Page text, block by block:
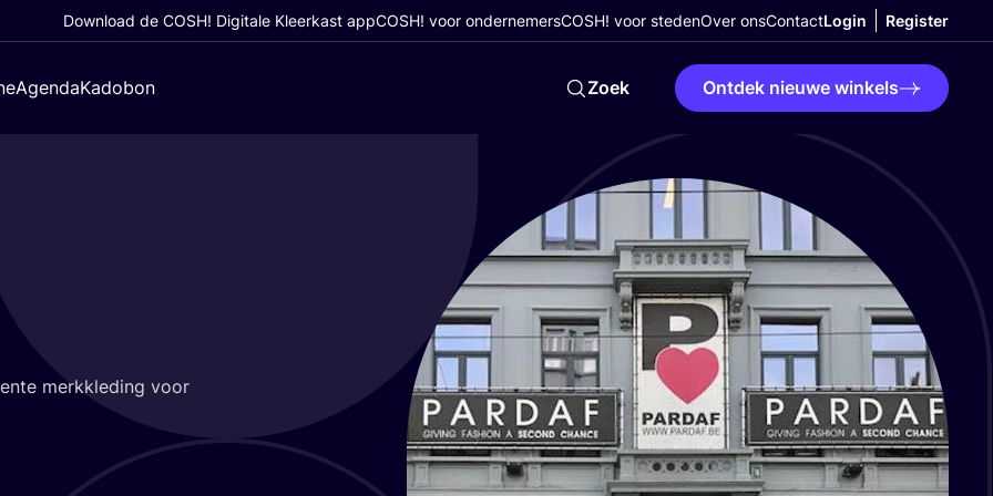
Download de COSH! Digitale Kleerkast appCOSH! voor ondernemersCOSH! voor stedenOver onsContactLogin Register
AgendaKadobon Zoek Ontdek nieuwe winkels
merk­kle­ding voor